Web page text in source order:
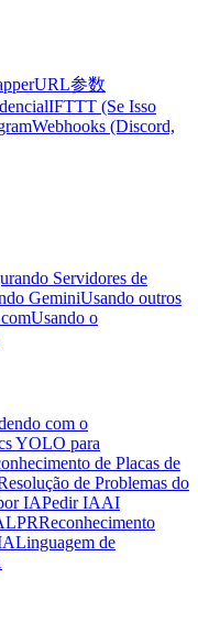
URL参数
IFTTT (Se Isso
Webhooks (Discord,
Servidores de
GeminiUsando outros
Usando o
com o
YOLO para
de Placas de
de Problemas do
IAPedir IAAI
Reconhecimento
Linguagem de